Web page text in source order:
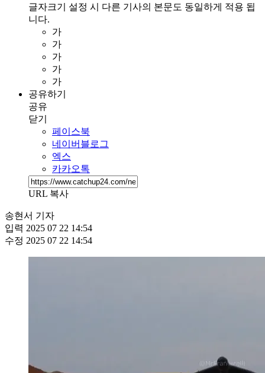
글자크기 설정 시 다른 기사의 본문도 동일하게 적용 됩
니다.
가
가
가
가
가
공유하기
공유
닫기
페이스북
네이버블로그
엑스
카카오톡
URL 복사
송현서 기자
입력 2025 07 22 14:54
수정 2025 07 22 14:54